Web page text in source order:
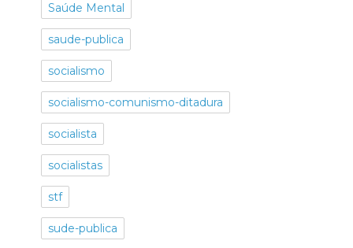
Saúde Mental
saude-publica
socialismo
socialismo-comunismo-ditadura
socialista
socialistas
stf
sude-publica